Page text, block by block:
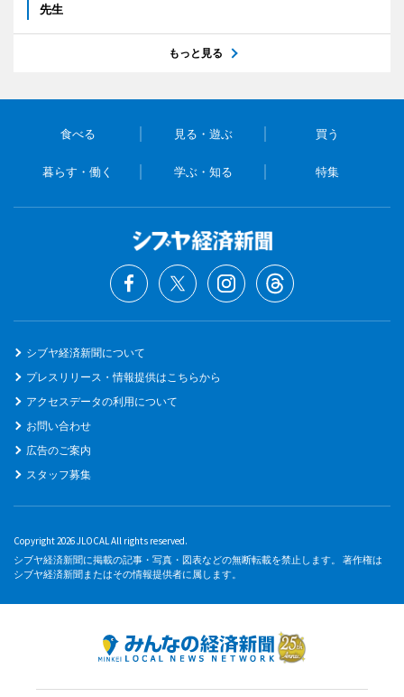
先生
もっと見る
食べる 見る・遊ぶ 買う
暮らす・働く 学ぶ・知る 特集
シブヤ経済新聞について
プレスリリース・情報提供はこちらから
アクセスデータの利用について
お問い合わせ
広告のご案内
スタッフ募集
Copyright 2026 JLOCAL All rights reserved.
シブヤ経済新聞に掲載の記事・写真・図表などの無断転載を禁止します。 著作権は
シブヤ経済新聞またはその情報提供者に属します。